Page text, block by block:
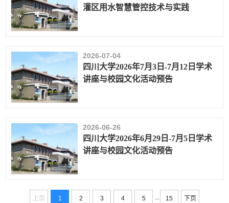
灌区用水智慧管控技术与实践
2026-07-04
四川大学2026年7月3日-7月12日学术
讲座与校园文化活动预告
2026-06-26
四川大学2026年6月29日-7月5日学术
讲座与校园文化活动预告
上页 1 2 3 4 5 ... 15 下页